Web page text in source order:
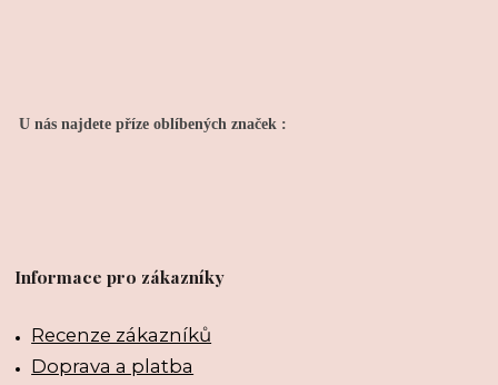
U nás najdete příze oblíbených značek :
Informace pro zákazníky
Recenze zákazníků
Doprava a platba